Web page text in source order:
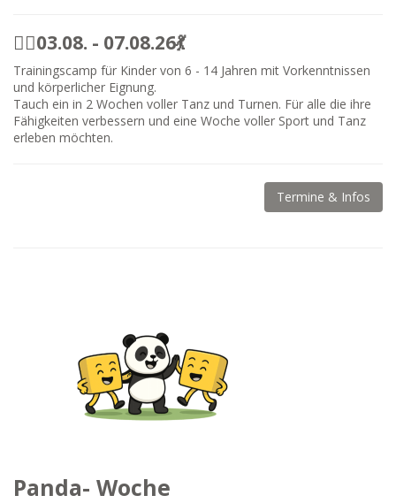
🤸‍♀️03.08. - 07.08.26💃
Trainingscamp für Kinder von 6 - 14 Jahren mit Vorkenntnissen
und körperlicher Eignung.
Tauch ein in 2 Wochen voller Tanz und Turnen. Für alle die ihre
Fähigkeiten verbessern und eine Woche voller Sport und Tanz
erleben möchten.
Termine & Infos
Panda- Woche